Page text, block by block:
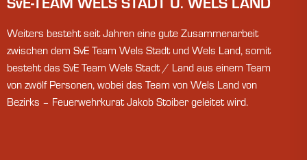
SvE-TEAM WELS STADT U. WELS LAND
Weiters besteht seit Jahren eine gute Zusammenarbeit
zwischen dem SvE Team Wels Stadt und Wels Land, somit
besteht das SvE Team Wels Stadt / Land aus einem Team
von zwölf Personen, wobei das Team von Wels Land von
Bezirks – Feuerwehrkurat Jakob Stoiber geleitet wird.